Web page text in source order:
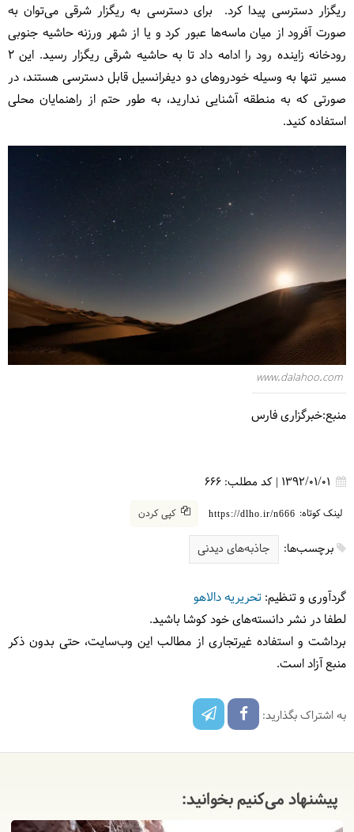
ریگزار دسترسی پیدا کرد. برای دسترسی به ریگزار شرقی می‌توان به
صورت آفرود از میان ماسه‌ها عبور کرد و یا از شهر ورزنه حاشیه جنوبی
رودخانه زاینده رود را ادامه داد تا به حاشیه شرقی ریگزار رسید. این 2
مسیر تنها به وسیله خودروهای دو دیفرانسیل قابل دسترسی هستند، در
صورتی که به منطقه آشنایی ندارید، به طور حتم از راهنمایان محلی
استفاده کنید.
www.dalahoo.com
منبع:خبرگزاری فارس
1392/01/01
| کد مطلب: 666
لینک کوتاه: https://dlho.ir/n666 کپی کردن
برچسب‌ها: جاذبه‌های دیدنی
گردآوری و تنظیم: تحریریه دالاهو
لطفا در نشر دانسته‌های خود کوشا باشید.
برداشت و استفاده غیرتجاری از مطالب این وب‌سایت، حتی بدون ذکر
منبع آزاد است.
به اشتراک بگذارید:
پیشنهاد می‌کنیم بخوانید: